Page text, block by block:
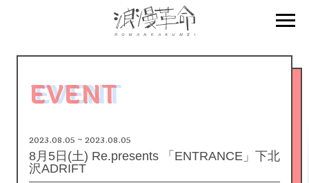
EVENT
2023.08.05 ~ 2023.08.05
8月5日(土) Re.presents 「ENTRANCE」下北
沢ADRIFT